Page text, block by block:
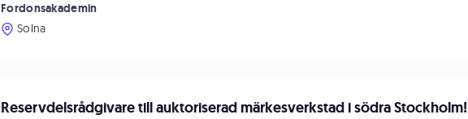
Fordonsakademin
Solna
Reservdelsrådgivare till auktoriserad märkesverkstad i södra Stockholm!